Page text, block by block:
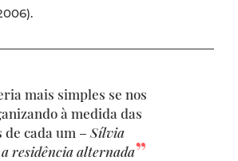
mais simples se nos
à medida das
de cada um – Sílvia
residência alternada